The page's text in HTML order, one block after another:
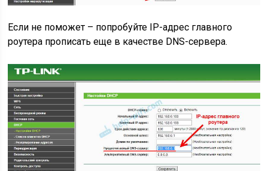
Если не поможет – попробуйте IP-адрес главного
роутера прописать еще в качестве DNS-сервера.